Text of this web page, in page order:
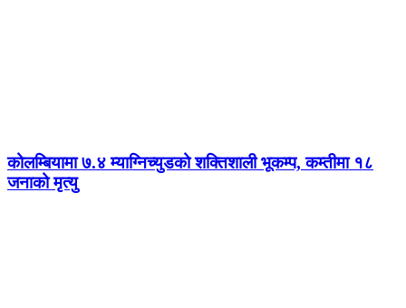
कोलम्बियामा ७.४ म्याग्निच्युडको शक्तिशाली भूकम्प, कम्तीमा १८
जनाको मृत्यु